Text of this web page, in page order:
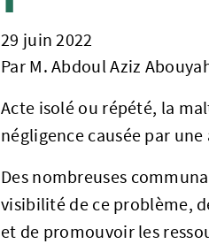
29 juin 2022
Par M. Abdoul Aziz
Acte isolé ou répété, la
négligence causée par
Des nombreuses
visibilité de ce problème,
et de promouvoir les